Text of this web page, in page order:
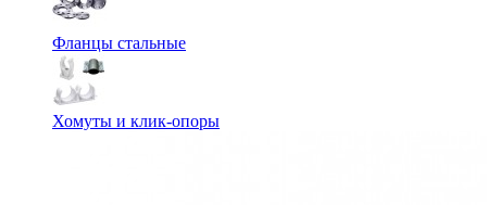
Фланцы стальные
Хомуты и клик-опоры